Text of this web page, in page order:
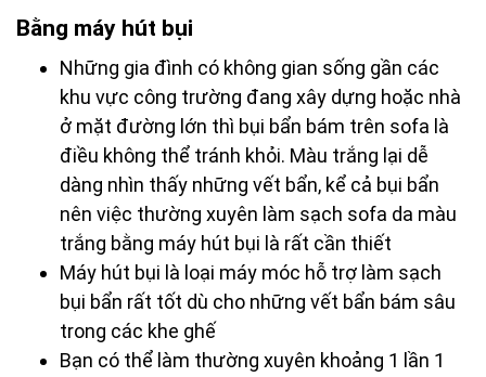
Bằng máy hút bụi
Những gia đình có không gian sống gần các
khu vực công trường đang xây dựng hoặc nhà
ở mặt đường lớn thì bụi bẩn bám trên sofa là
điều không thể tránh khỏi. Màu trắng lại dễ
dàng nhìn thấy những vết bẩn, kể cả bụi bẩn
nên việc thường xuyên làm sạch sofa da màu
trắng bằng máy hút bụi là rất cần thiết
Máy hút bụi là loại máy móc hỗ trợ làm sạch
bụi bẩn rất tốt dù cho những vết bẩn bám sâu
trong các khe ghế
Bạn có thể làm thường xuyên khoảng 1 lần 1